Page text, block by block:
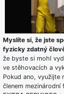
Myslíte si, že jste
fyzicky zdatný
že byste si mohl
ve stěhovacích a
Pokud ano, využijte
členem mezinárodní